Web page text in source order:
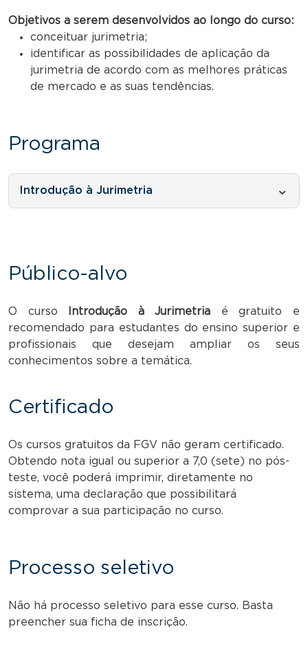
Objetivos a serem desenvolvidos ao longo do curso:
conceituar jurimetria;
identificar as possibilidades de aplicação da
jurimetria de acordo com as melhores práticas
de mercado e as suas tendências.
Programa
Introdução à Jurimetria
Público-alvo
O curso Introdução à Jurimetria é gratuito e
recomendado para estudantes do ensino superior e
profissionais que desejam ampliar os seus
conhecimentos sobre a temática.
Certificado
Os cursos gratuitos da FGV não geram certificado.
Obtendo nota igual ou superior a 7,0 (sete) no pós-
teste, você poderá imprimir, diretamente no
sistema, uma declaração que possibilitará
comprovar a sua participação no curso.
Processo seletivo
Não há processo seletivo para esse curso. Basta
preencher sua ficha de inscrição.